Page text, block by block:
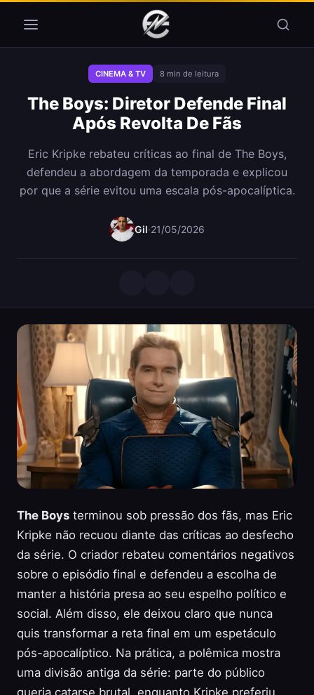
CINEMA & TV 8 min de leitura
The Boys: Diretor Defende Final
Após Revolta De Fãs
Eric Kripke rebateu críticas ao final de The Boys,
defendeu a abordagem da temporada e explicou
por que a série evitou uma escala pós-apocalíptica.
Gil·21/05/2026
The Boys terminou sob pressão dos fãs, mas Eric
Kripke não recuou diante das críticas ao desfecho
da série. O criador rebateu comentários negativos
sobre o episódio final e defendeu a escolha de
manter a história presa ao seu espelho político e
social. Além disso, ele deixou claro que nunca
quis transformar a reta final em um espetáculo
pós-apocalíptico. Na prática, a polêmica mostra
uma divisão antiga da série: parte do público
queria catarse brutal, enquanto Kripke preferiu